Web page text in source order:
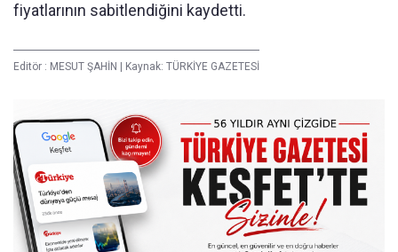
fiyatlarının sabitlendiğini kaydetti.
Editör : MESUT ŞAHİN Kaynak: TÜRKİYE GAZETESİ